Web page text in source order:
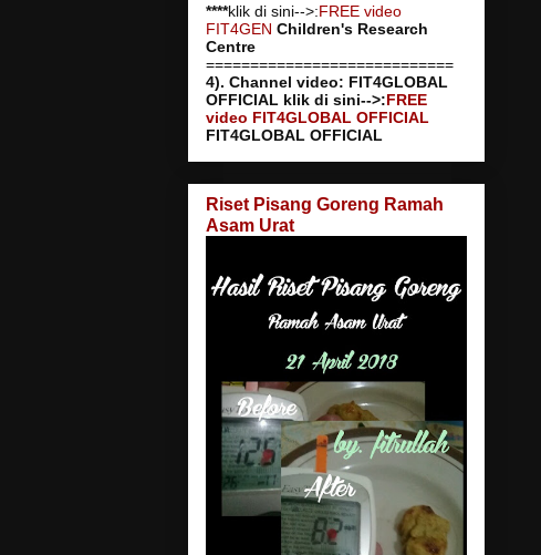
****klik di sini-->:FREE video
FIT4GEN Children's Research
Centre
============================
4). Channel video: FIT4GLOBAL
OFFICIAL klik di sini-->:FREE
video FIT4GLOBAL OFFICIAL
FIT4GLOBAL OFFICIAL
Riset Pisang Goreng Ramah
Asam Urat